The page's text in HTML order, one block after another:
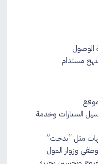
الوصول
مستدام​
السيارات وخدمة
مثل “بدجت”
وزوار المول